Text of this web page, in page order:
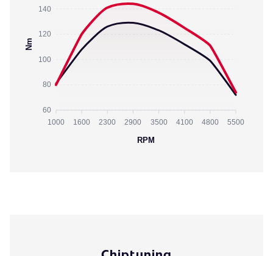
140
120
100
80
60
Nm
1000 1600 2300 2900 3500 4100 4800 5500
RPM